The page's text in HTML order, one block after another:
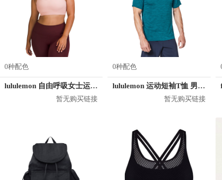
0种配色
lululemon 自由呼吸女士运动文胸
暂无购买链接
0种配色
lululemon 运动短袖T恤 男女同款 LM3AR7S
暂无购买链接